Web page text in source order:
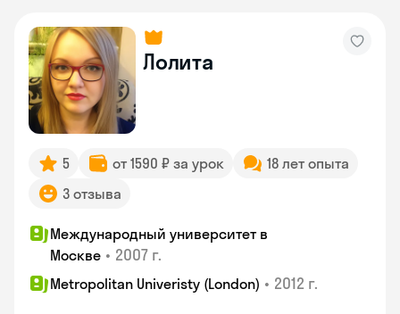
Лолита
5 от 1590 ₽ за урок
18 лет опыта
3 отзыва
Международный университет в
Москве • 2007 г.
Metropolitan Univeristy (London) • 2012 г.